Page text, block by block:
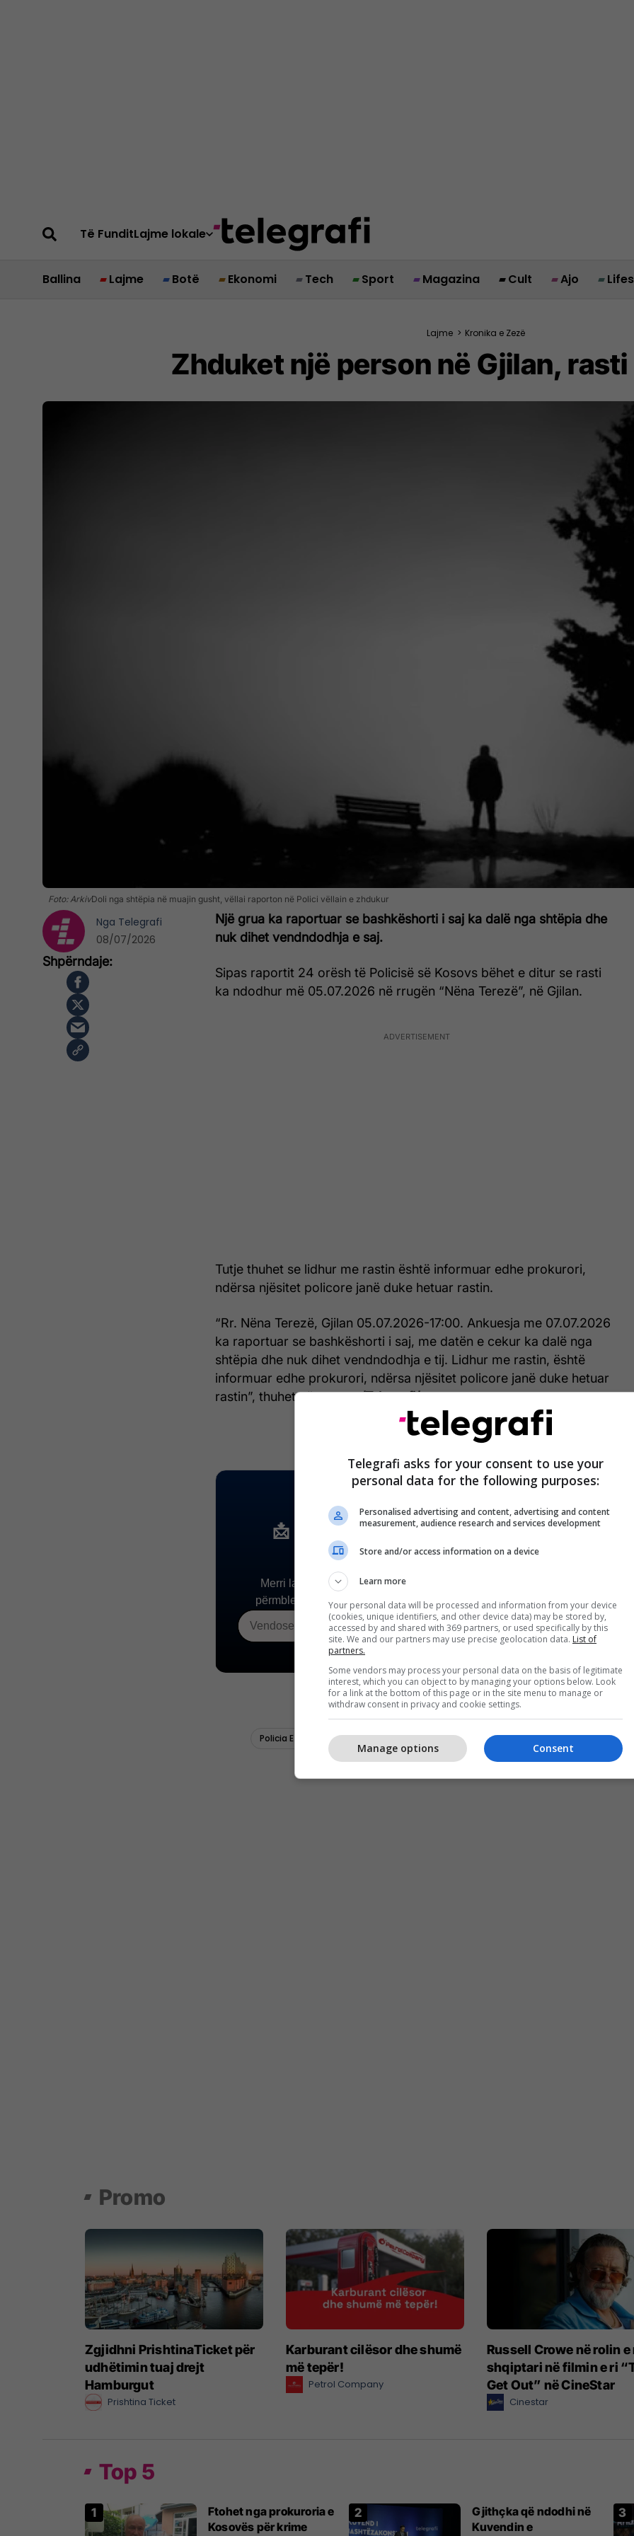
Të FunditLajme lokale
Ballina Lajme Botë Ekonomi Tech Sport Magazina Cult Ajo
Lajme > Kronika e Zezë
Zhduket një person në Gjilan,
Foto: ArkivDoli nga shtëpia në muajin gusht, vëllai raporton në Polici vëllain e zhdukur
Një grua ka raportuar se bashkëshorti i saj ka dalë nga shtëpia dhe
nuk dihet vendndodhja e saj.
Sipas raportit 24 orësh të Policisë së Kosovs bëhet e ditur se rasti
ka ndodhur më 05.07.2026 në rrugën “Nëna Terezë”, në Gjilan.
Tutje thuhet se lidhur me rastin është informuar edhe prokurori,
ndërsa njësitet policore janë duke hetuar rastin.
“Rr. Nëna Terezë, Gjilan 05.07.2026-17:00. Ankuesja me 07.07.2026
ka raportuar se bashkëshorti i saj, me datën e cekur ka dalë nga
shtëpia dhe nuk dihet vendndodhja e tij. Lidhur me rastin, është
informuar edhe prokurori, ndërsa njësitet policore janë duke hetuar
rastin”, thuhet në raport./Telegrafi/
Nga Telegrafi
08/07/2026
Telegrafi asks for your consent to use your
personal data for the following purposes:
Personalised advertising and content, advertising and content
measurement, audience research and services development
Store and/or access information on a device
Learn more
Your personal data will be processed and information from your device
(cookies, unique identifiers, and other device data) may be stored by,
accessed by and shared with 369 partners, or used specifically by this
site. We and our partners may use precise geolocation data. List of
partners.
Some vendors may process your personal data on the basis of legitimate
interest, which you can object to by managing your options below. Look
for a link at the bottom of this page or in the site menu to manage or
withdraw consent in privacy and cookie settings.
Consent
Manage options